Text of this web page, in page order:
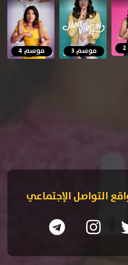
موسم 3 موسم 4
التواصل الإجتماعي